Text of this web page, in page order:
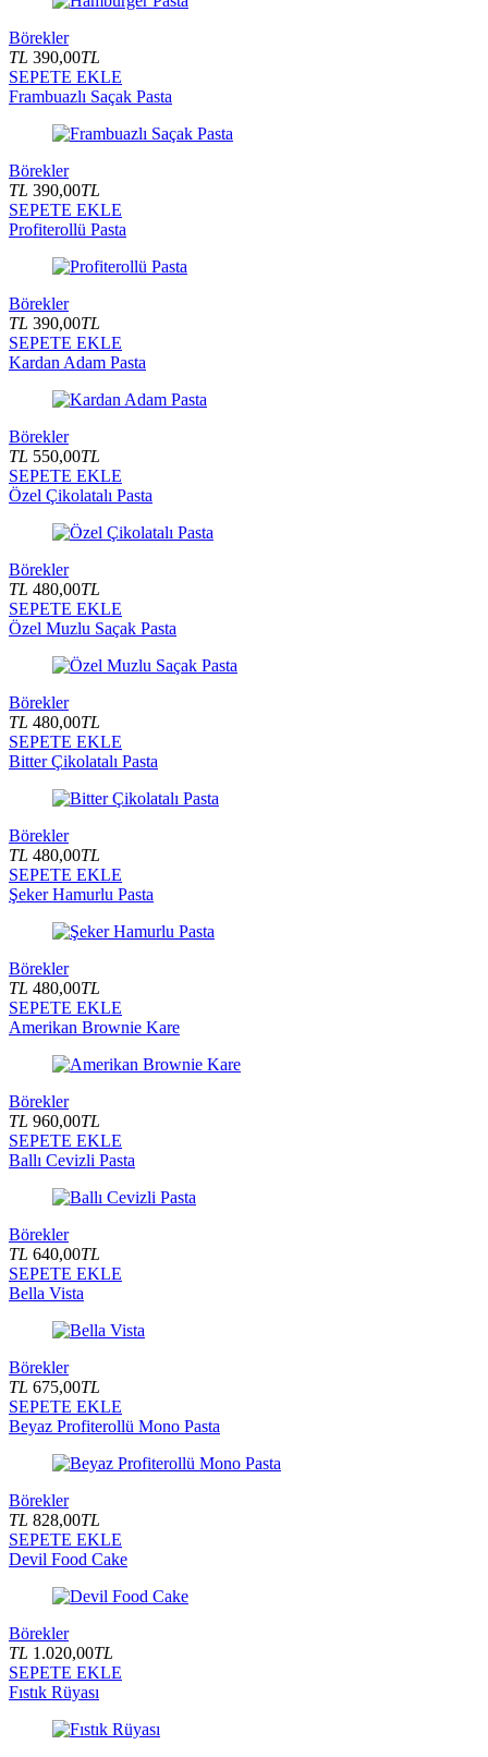
Börekler
TL 390,00TL
SEPETE EKLE
Frambuazlı Saçak Pasta
Börekler
TL 390,00TL
SEPETE EKLE
Profiterollü Pasta
Börekler
TL 390,00TL
SEPETE EKLE
Kardan Adam Pasta
Börekler
TL 550,00TL
SEPETE EKLE
Özel Çikolatalı Pasta
Börekler
TL 480,00TL
SEPETE EKLE
Özel Muzlu Saçak Pasta
Börekler
TL 480,00TL
SEPETE EKLE
Bitter Çikolatalı Pasta
Börekler
TL 480,00TL
SEPETE EKLE
Şeker Hamurlu Pasta
Börekler
TL 480,00TL
SEPETE EKLE
Amerikan Brownie Kare
Börekler
TL 960,00TL
SEPETE EKLE
Ballı Cevizli Pasta
Börekler
TL 640,00TL
SEPETE EKLE
Bella Vista
Börekler
TL 675,00TL
SEPETE EKLE
Beyaz Profiterollü Mono Pasta
Börekler
TL 828,00TL
SEPETE EKLE
Devil Food Cake
Börekler
TL 1.020,00TL
SEPETE EKLE
Fıstık Rüyası